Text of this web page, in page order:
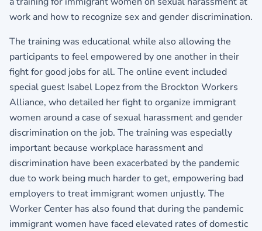
work and how to recognize sex and gender discrimination.
The training was educational while also allowing the
participants to feel empowered by one another in their
fight for good jobs for all. The online event included
special guest Isabel Lopez from the Brockton Workers
Alliance, who detailed her fight to organize immigrant
women around a case of sexual harassment and gender
discrimination on the job. The training was especially
important because workplace harassment and
discrimination have been exacerbated by the pandemic
due to work being much harder to get, empowering bad
employers to treat immigrant women unjustly. The
Worker Center has also found that during the pandemic
immigrant women have faced elevated rates of domestic